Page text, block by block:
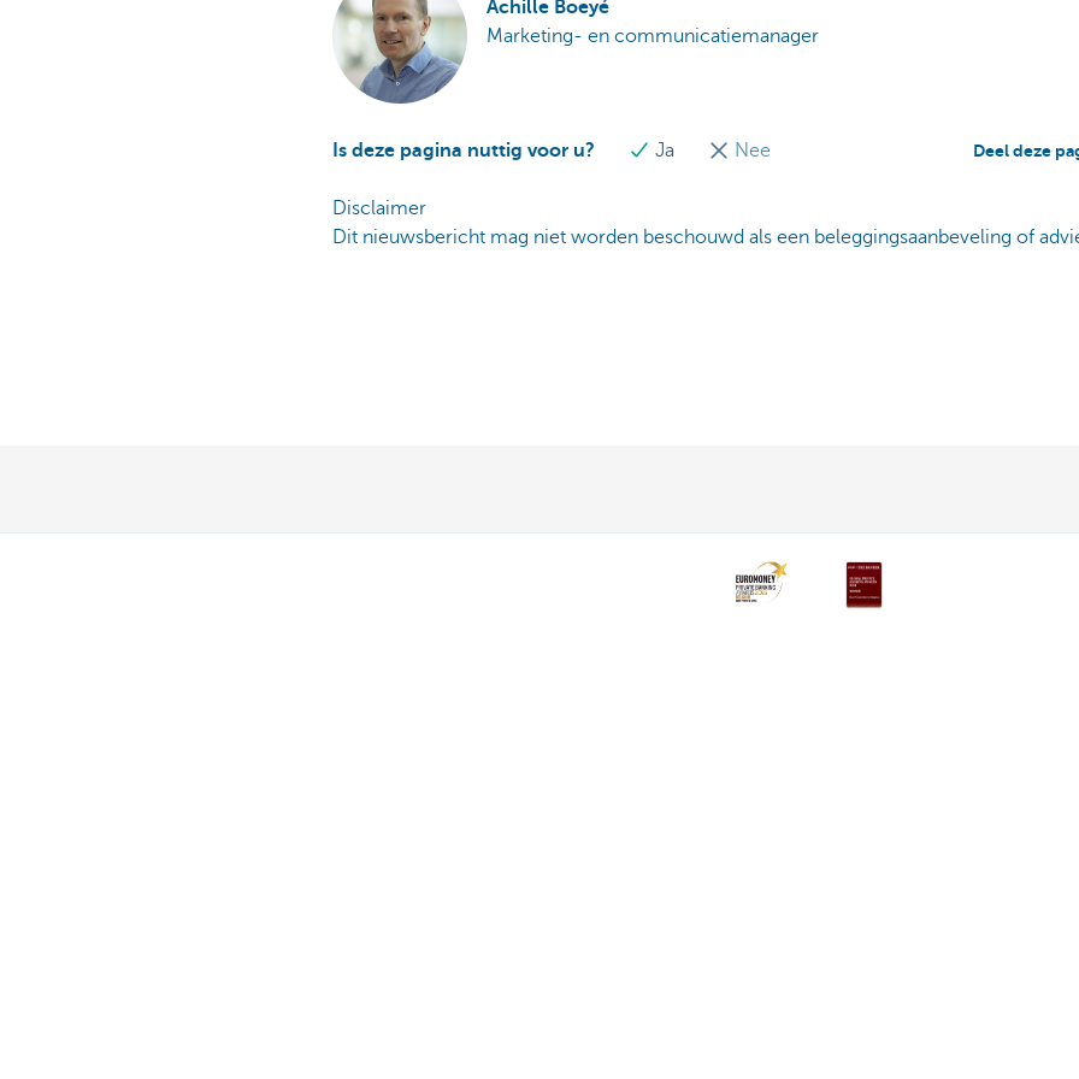
Achille Boeyé
Marketing- en communicatiemanager
Is deze pagina nuttig voor u? Ja Nee Deel deze
Disclaimer
Dit nieuwsbericht mag niet worden beschouwd als een beleggingsaanbeveling of